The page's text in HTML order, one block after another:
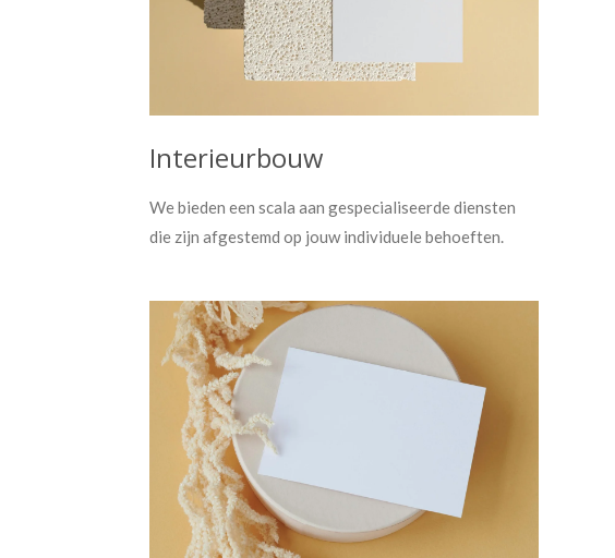
Interieurbouw
We bieden een scala aan gespecialiseerde diensten
die zijn afgestemd op jouw individuele behoeften.